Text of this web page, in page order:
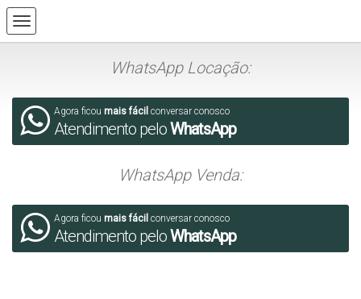
WhatsApp Locação:
Agora ficou mais fácil conversar conosco
Atendimento peloWhatsApp
WhatsApp Venda:
Agora ficou mais fácil conversar conosco
Atendimento peloWhatsApp